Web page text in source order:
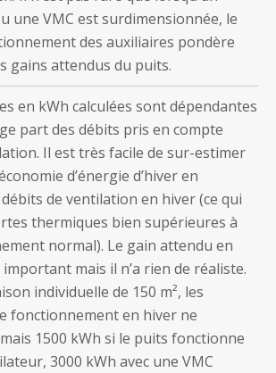
une VMC est surdimensionnée, le
des auxiliaires pondère
gains attendus du puits.
en kWh calculées sont dépendantes
part des débits pris en compte
Il est très facile de sur-estimer
d’énergie d’hiver en
de ventilation en hiver (ce qui
thermiques bien supérieures à
normal). Le gain attendu en
mais il n’a rien de réaliste.
individuelle de 150 m², les
fonctionnement en hiver ne
1500 kWh si le puits fonctionne
3000 kWh avec une VMC